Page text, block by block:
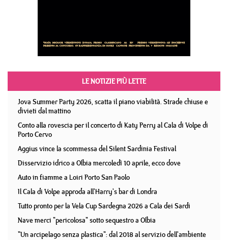
LE NOTIZIE PIÙ LETTE
Jova Summer Party 2026, scatta il piano viabilità. Strade chiuse e
divieti dal mattino
Conto alla rovescia per il concerto di Katy Perry al Cala di Volpe di
Porto Cervo
Aggius vince la scommessa del Silent Sardinia Festival
Disservizio idrico a Olbia mercoledì 10 aprile, ecco dove
Auto in fiamme a Loiri Porto San Paolo
Il Cala di Volpe approda all'Harry's bar di Londra
Tutto pronto per la Vela Cup Sardegna 2026 a Cala dei Sardi
Nave merci "pericolosa" sotto sequestro a Olbia
"Un arcipelago senza plastica": dal 2018 al servizio dell'ambiente